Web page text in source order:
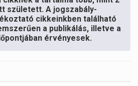
született. A jogszabály-
cikkeinkben található
a publikálás, illetve a
érvényesek.